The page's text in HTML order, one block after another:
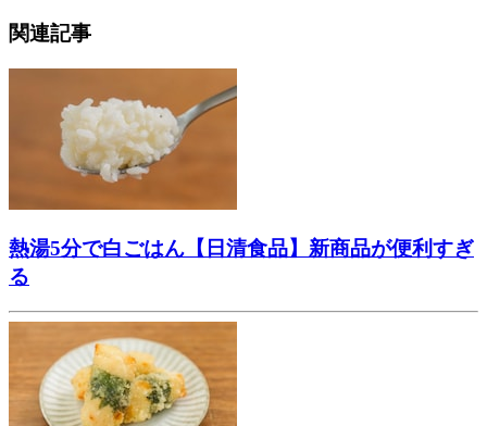
関連記事
熱湯5分で白ごはん【日清食品】新商品が便利すぎ
る